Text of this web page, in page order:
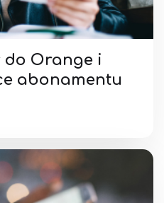
do Orange i
abonamentu